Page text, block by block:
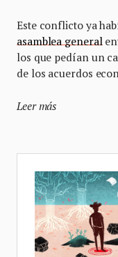
Este conflicto ya
asamblea general
los que pedían un
de los acuerdos
Leer más